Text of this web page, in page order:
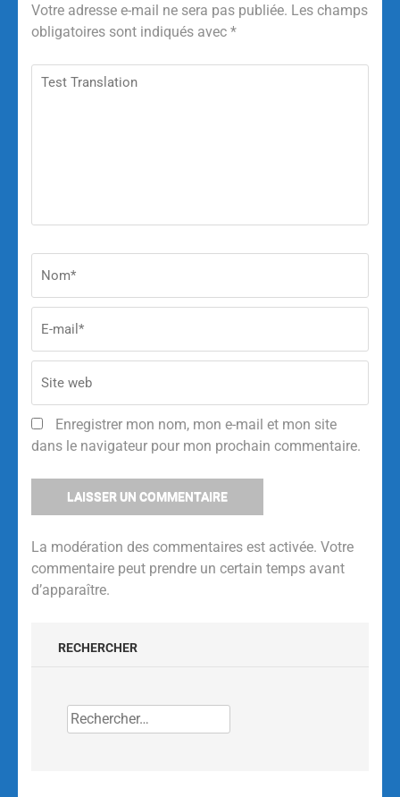
Votre adresse e-mail ne sera pas publiée. Les champs
obligatoires sont indiqués avec *
Enregistrer mon nom, mon e-mail et mon site
dans le navigateur pour mon prochain commentaire.
La modération des commentaires est activée. Votre
commentaire peut prendre un certain temps avant
d’apparaître.
RECHERCHER